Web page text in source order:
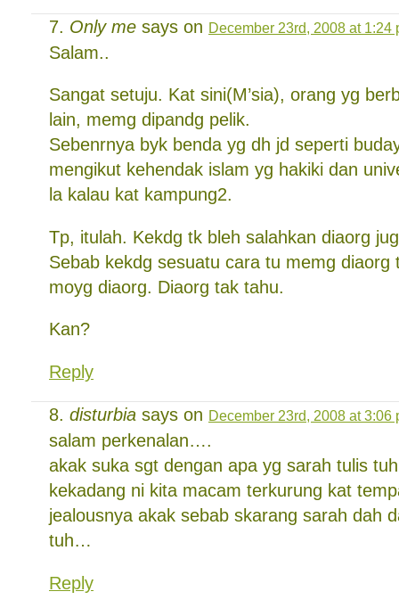
Only me says on December 23rd, 2008 at 1:24
Salam..
Sangat setuju. Kat sini(M’sia), orang yg
lain, memg dipandg pelik.
Sebenrnya byk benda yg dh jd seperti
mengikut kehendak islam yg hakiki dan
la kalau kat kampung2.
Tp, itulah. Kekdg tk bleh salahkan diaorg
Sebab kekdg sesuatu cara tu memg diaorg
moyg diaorg. Diaorg tak tahu.
Kan?
Reply
disturbia says on December 23rd, 2008 at 3:06
salam perkenalan….
akak suka sgt dengan apa yg sarah tulis
kekadang ni kita macam terkurung kat
jealousnya akak sebab skarang sarah dah
tuh…
Reply